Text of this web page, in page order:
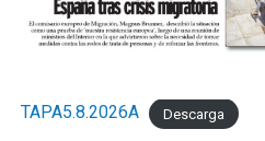
TAPA5.8.2026A Descarga